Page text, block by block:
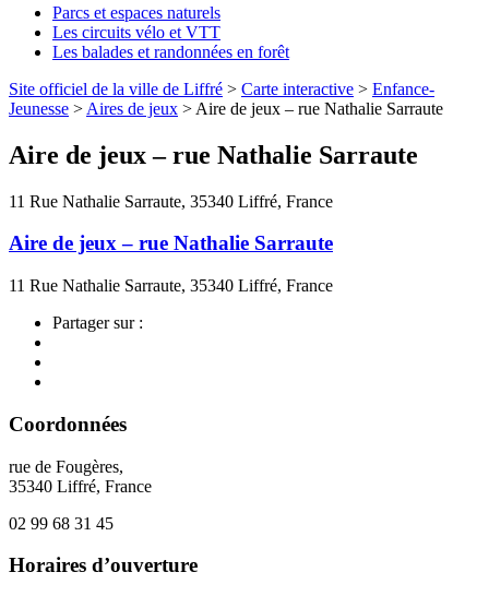
Parcs et espaces naturels
Les circuits vélo et VTT
Les balades et randonnées en forêt
Site officiel de la ville de Liffré > Carte interactive > Enfance-
Jeunesse > Aires de jeux > Aire de jeux – rue Nathalie Sarraute
Aire de jeux – rue Nathalie Sarraute
11 Rue Nathalie Sarraute, 35340 Liffré, France
Aire de jeux – rue Nathalie Sarraute
11 Rue Nathalie Sarraute, 35340 Liffré, France
Partager sur :
Coordonnées
rue de Fougères,
35340 Liffré, France
02 99 68 31 45
Horaires d’ouverture